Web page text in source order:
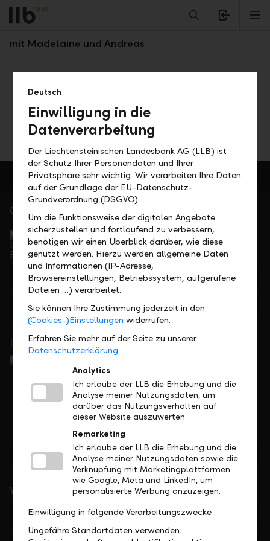
Alerts.Headline
Einblick in das Werkstudenten Programm
mit Madelaine und Andreas
Gerne für Sie da
Service Direkt
Telefonisch erreichbar von Montag bis Freitag, 08.00
bis 17.30 Uhr
+423 236 88 11
Feedback Anfrage
In Ihrer Nähe
Standorte finden
Wichtige Links
Private
Deutsch
Einwilligung in die
Datenverarbeitung
Der Liechtensteinischen Landesbank AG (LLB) ist
der Schutz Ihrer Personendaten und Ihrer
Privatsphäre sehr wichtig. Wir verarbeiten Ihre Daten
auf der Grundlage der EU-Datenschutz-
Grundverordnung (DSGVO).
Um die Funktionsweise der digitalen Angebote
sicherzustellen und fortlaufend zu verbessern,
benötigen wir einen Überblick darüber, wie diese
genutzt werden. Hierzu werden allgemeine Daten
und Informationen (IP-Adresse,
Browsereinstellungen, Betriebssystem, aufgerufene
Dateien …) verarbeitet.
Sie können Ihre Zustimmung jederzeit in den
(Cookies-)Einstellungen widerrufen.
Erfahren Sie mehr auf der Seite zu unserer
Datenschutzerklärung.
Analytics
Ich erlaube der LLB die Erhebung und die
Analyse meiner Nutzungsdaten, um
darüber das Nutzungsverhalten auf
dieser Website auszuwerten
Remarketing
Ich erlaube der LLB die Erhebung und die
Analyse meiner Nutzungsdaten sowie die
Verknüpfung mit Marketingplattformen
wie Google, Meta und LinkedIn, um
personalisierte Werbung anzuzeigen.
Einwilligung in folgende Verarbeitungszwecke
Ungefähre Standortdaten verwenden.